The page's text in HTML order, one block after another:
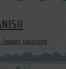
happy jazzcore